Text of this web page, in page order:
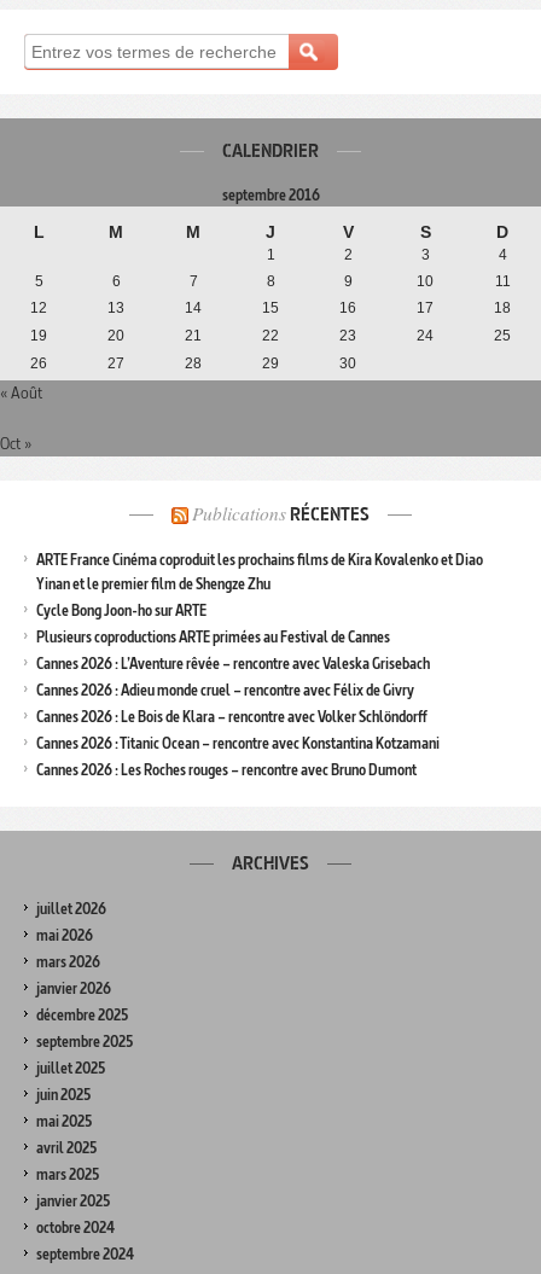
CALENDRIER
septembre 2016
L M M J V S D
1 2 3
4
5
6 7 8 9 10
11
12
13 14 15 16 17
18
19
20 21 22 23 24
25
26
27 28 29 30
« Août
Oct »
Publications RÉCENTES
ARTE France Cinéma coproduit les prochains films de Kira Kovalenko et Diao
Yinan et le premier film de Shengze Zhu
Cycle Bong Joon-ho sur ARTE
Plusieurs coproductions ARTE primées au Festival de Cannes
Cannes 2026 : L’Aventure rêvée – rencontre avec Valeska Grisebach
Cannes 2026 : Adieu monde cruel – rencontre avec Félix de Givry
Cannes 2026 : Le Bois de Klara – rencontre avec Volker Schlöndorff
Cannes 2026 : Titanic Ocean – rencontre avec Konstantina Kotzamani
Cannes 2026 : Les Roches rouges – rencontre avec Bruno Dumont
ARCHIVES
juillet 2026
mai 2026
mars 2026
janvier 2026
décembre 2025
septembre 2025
juillet 2025
juin 2025
mai 2025
avril 2025
mars 2025
janvier 2025
octobre 2024
septembre 2024